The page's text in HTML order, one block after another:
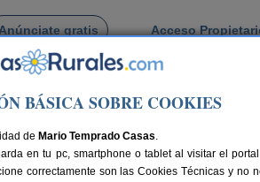
gratis Acceso
BÁSICA SOBRE COOKIES
de Mario Temprado Casas.
en tu pc, smartphone o tablet al visitar el
correctamente son las Cookies Técnicas y no